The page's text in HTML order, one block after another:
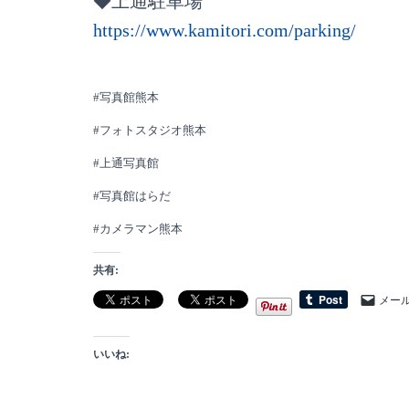
https://www.kamitori.com/parking/
#写真館熊本⠀
#フォトスタジオ熊本⠀
#上通写真館⠀
#写真館はらだ⠀
#カメラマン熊本
共有:
メー
いいね: